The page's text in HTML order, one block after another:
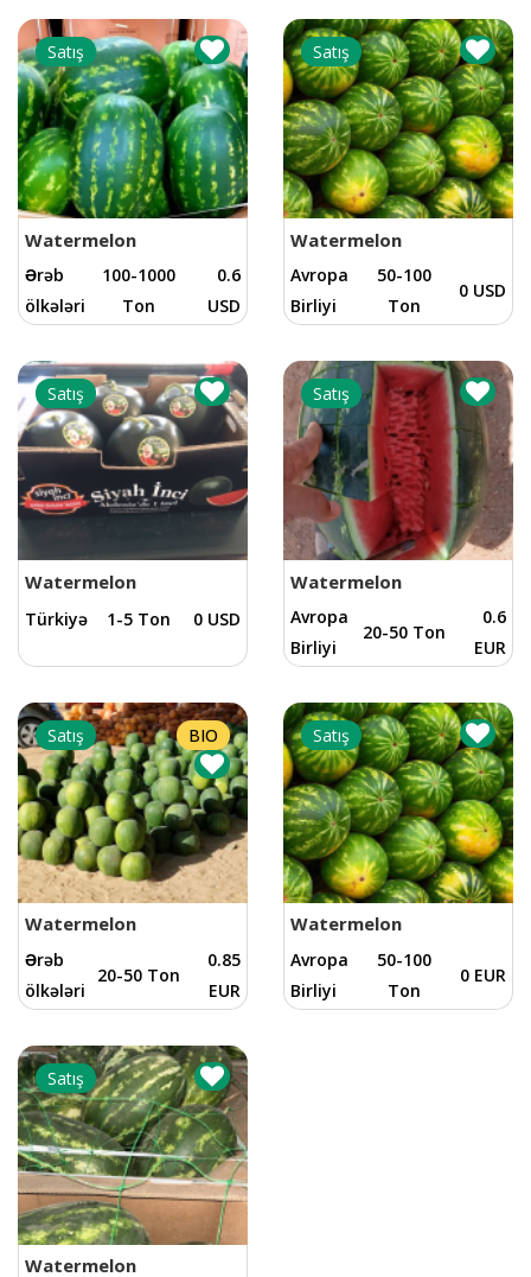
Satış
Watermelon
Ərəb
ölkələri
100-1000
Ton
0.6
USD
Satış
Watermelon
Avropa
Birliyi
50-100
Ton
0 USD
Satış
Watermelon
Türkiyə 1-5 Ton 0 USD
Satış
Watermelon
Avropa
Birliyi
20-50 Ton
0.6
EUR
Satış BIO
Watermelon
Ərəb
ölkələri
20-50 Ton
0.85
EUR
Satış
Watermelon
Avropa
Birliyi
50-100
Ton
0 EUR
Satış
Watermelon